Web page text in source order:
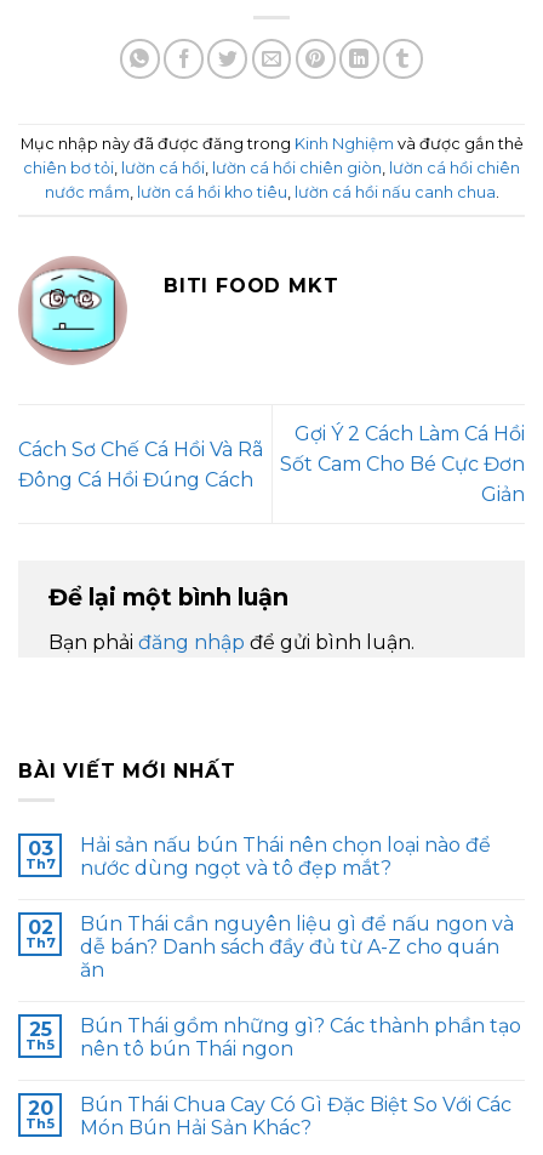
Mục nhập này đã được đăng trong Kinh Nghiệm và được gắn thẻ
chiên bơ tỏi, lườn cá hồi, lườn cá hồi chiên giòn, lườn cá hồi chiên
nước mắm, lườn cá hồi kho tiêu, lườn cá hồi nấu canh chua.
BITI FOOD MKT
Cách Sơ Chế Cá Hồi Và Rã
Đông Cá Hồi Đúng Cách
Gợi Ý 2 Cách Làm Cá Hồi
Sốt Cam Cho Bé Cực Đơn
Giản
Để lại một bình luận
Bạn phải đăng nhập để gửi bình luận.
BÀI VIẾT MỚI NHẤT
03
Th7
Hải sản nấu bún Thái nên chọn loại nào để
nước dùng ngọt và tô đẹp mắt?
02
Th7
Bún Thái cần nguyên liệu gì để nấu ngon và
dễ bán? Danh sách đầy đủ từ A-Z cho quán
ăn
25
Th5
Bún Thái gồm những gì? Các thành phần tạo
nên tô bún Thái ngon
20
Th5
Bún Thái Chua Cay Có Gì Đặc Biệt So Với Các
Món Bún Hải Sản Khác?